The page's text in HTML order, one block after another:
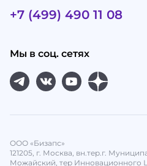
ООО «Бизапс»
121205, г. Москва, вн.тер.г.
Можайский, тер Инновационного
+7 (499) 490 11 08
Мы в соц. сетях